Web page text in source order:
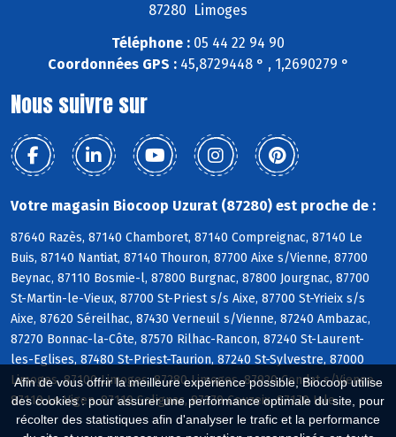
Afin de vous offrir la meilleure expérience possible, Biocoop utilise
des cookies : pour assurer une performance optimale du site, pour
récolter des statistiques afin d'analyser le trafic et la performance
87280 Limoges
Téléphone : 05 44 22 94 90
Coordonnées GPS :45,8729448 ° , 1,2690279 °
Nous suivre sur
Votre magasin Biocoop Uzurat (87280) est proche de :
87640 Razès, 87140 Chamboret, 87140 Compreignac, 87140 Le
Buis, 87140 Nantiat, 87140 Thouron, 87700 Aixe s/Vienne, 87700
Beynac, 87110 Bosmie-l, 87800 Burgnac, 87800 Jourgnac, 87700
St-Martin-le-Vieux, 87700 St-Priest s/s Aixe, 87700 St-Yrieix s/s
Aixe, 87620 Séreilhac, 87430 Verneuil s/Vienne, 87240 Ambazac,
87270 Bonnac-la-Côte, 87570 Rilhac-Rancon, 87240 St-Laurent-
les-Eglises, 87480 St-Priest-Taurion, 87240 St-Sylvestre, 87000
Limoges, 87100 Limoges, 87280 Limoges, 87920 Condat s/Vienne,
87110 Le Vigen, 87110 Solignac, 87270 Couzeix, 87170 Isle